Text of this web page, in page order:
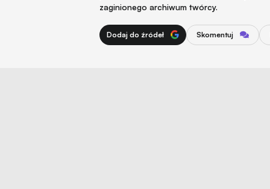
zaginionego archiwum twórcy.
Dodaj do źródeł Skomentuj